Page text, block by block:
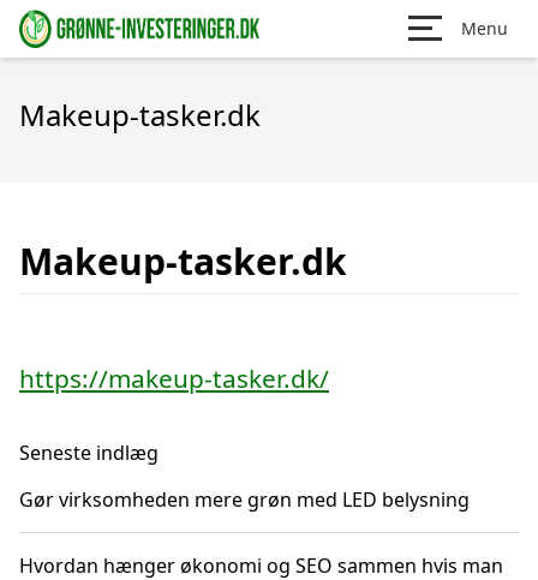
Menu
Makeup-tasker.dk
Makeup-tasker.dk
https://makeup-tasker.dk/
Seneste indlæg
Gør virksomheden mere grøn med LED belysning
Hvordan hænger økonomi og SEO sammen hvis man